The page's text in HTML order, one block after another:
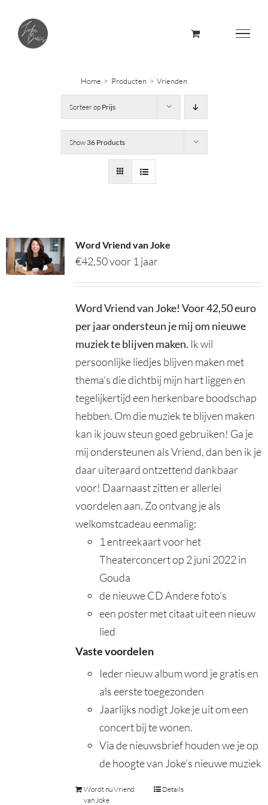
content
Home Producten Vrienden
Sorteer op Prijs
Show 36 Products
Word Vriend van Joke
€42,50voor 1 jaar
Word Vriend van Joke! Voor 42,50 euro
per jaar ondersteun je mij om nieuwe
muziek te blijven maken. Ik wil
persoonlijke liedjes blijven maken met
thema’s die dichtbij mijn hart liggen en
tegelijkertijd een herkenbare boodschap
hebben. Om die muziek te blijven maken
kan ik jouw steun goed gebruiken! Ga je
mij ondersteunen als Vriend, dan ben ik je
daar uiteraard ontzettend dankbaar
voor! Daarnaast zitten er allerlei
voordelen aan. Zo ontvang je als
welkomstcadeau eenmalig:
1 entreekaart voor het
Theaterconcert op 2 juni 2022 in
Gouda
de nieuwe CD Andere foto’s
een poster met citaat uit een nieuw
lied
Vaste voordelen
Ieder nieuw album word je gratis en
als eerste toegezonden
Jaarlijks nodigt Joke je uit om een
concert bij te wonen.
Via de nieuwsbrief houden we je op
de hoogte van Joke’s nieuwe muziek
Wordt nu Vriend
van Joke
Details